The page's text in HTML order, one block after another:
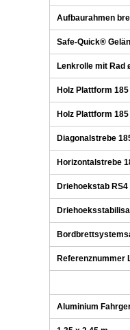
Aufbaurahmen
Safe-Quick®
Lenkrolle mit Rad
Holz Plattform
Holz Plattform
Diagonalstrebe
Horizontalstrebe
Driehoekstab
Referenznummer
Aluminium